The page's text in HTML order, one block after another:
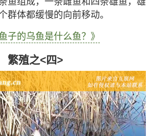
群体都缓慢的向前移动。
子的乌鱼是什么鱼？》
繁殖之<四>